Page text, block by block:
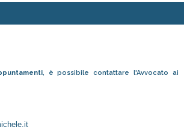
, è possibile contattare l'Avvocato ai